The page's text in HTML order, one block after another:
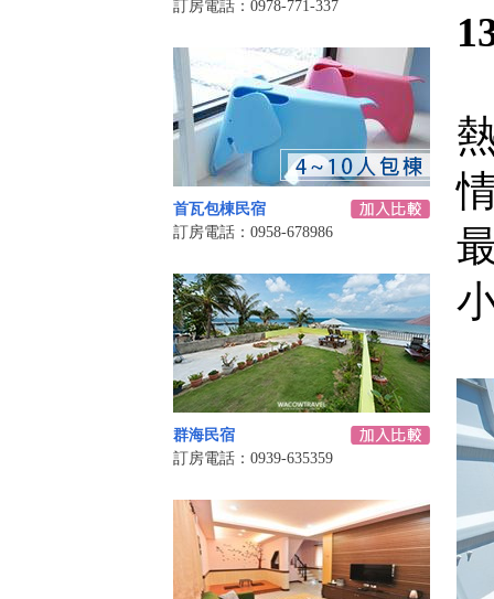
訂房電話：0978-771-337
首瓦包棟民宿
訂房電話：0958-678986
群海民宿
訂房電話：0939-635359